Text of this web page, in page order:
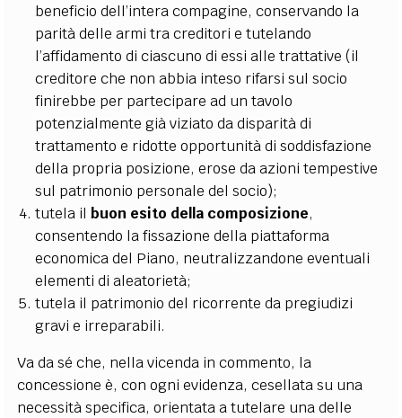
beneficio dell’intera compagine, conservando la
parità delle armi tra creditori e tutelando
l’affidamento di ciascuno di essi alle trattative (il
creditore che non abbia inteso rifarsi sul socio
finirebbe per partecipare ad un tavolo
potenzialmente già viziato da disparità di
trattamento e ridotte opportunità di soddisfazione
della propria posizione, erose da azioni tempestive
sul patrimonio personale del socio);
tutela ilbuon esito della composizione,
consentendo la fissazione della piattaforma
economica del Piano, neutralizzandone eventuali
elementi di aleatorietà;
tutela il patrimonio del ricorrente da pregiudizi
gravi e irreparabili.
Va da sé che, nella vicenda in commento, la
concessione è, con ogni evidenza, cesellata su una
necessità specifica, orientata a tutelare una delle